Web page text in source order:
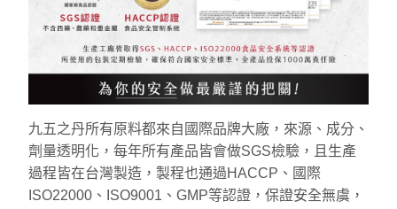
九五之丹所有原料都來自國際品牌大廠，來源、成分、
劑量透明化，每年所有產品皆會做SGS檢驗，且生產
過程皆在台灣製造，製程也通過HACCP、國際
ISO22000、ISO9001、GMP等認證，保證安全無虞，